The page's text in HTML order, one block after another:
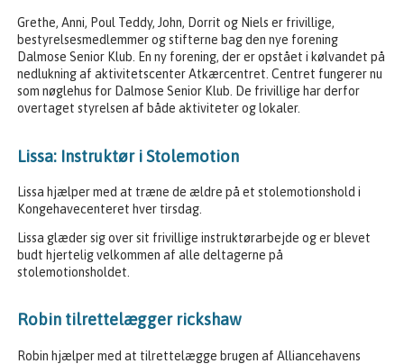
Grethe, Anni, Poul Teddy, John, Dorrit og Niels er frivillige,
bestyrelsesmedlemmer og stifterne bag den nye forening
Dalmose Senior Klub. En ny forening, der er opstået i kølvandet på
nedlukning af aktivitetscenter Atkærcentret. Centret fungerer nu
som nøglehus for Dalmose Senior Klub. De frivillige har derfor
overtaget styrelsen af både aktiviteter og lokaler.
Lissa: Instruktør i Stolemotion
Lissa hjælper med at træne de ældre på et stolemotionshold i
Kongehavecenteret hver tirsdag.
Lissa glæder sig over sit frivillige instruktørarbejde og er blevet
budt hjertelig velkommen af alle deltagerne på
stolemotionsholdet.
Robin tilrettelægger rickshaw
Robin hjælper med at tilrettelægge brugen af Alliancehavens